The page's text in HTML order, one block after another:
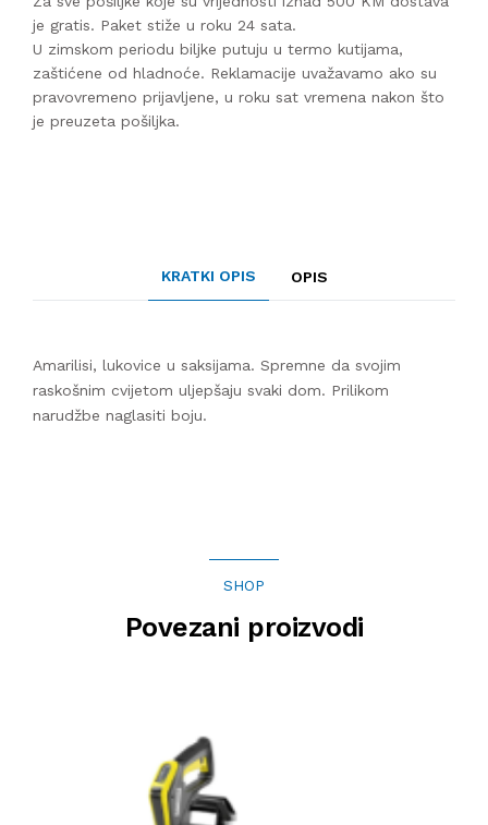
je gratis. Paket stiže u roku 24 sata.
U zimskom periodu biljke putuju u termo kutijama,
zaštićene od hladnoće. Reklamacije uvažavamo ako su
pravovremeno prijavljene, u roku sat vremena nakon što
je preuzeta pošiljka.
KRATKI OPIS OPIS
Amarilisi, lukovice u saksijama. Spremne da svojim
raskošnim cvijetom uljepšaju svaki dom. Prilikom
narudžbe naglasiti boju.
SHOP
Povezani proizvodi